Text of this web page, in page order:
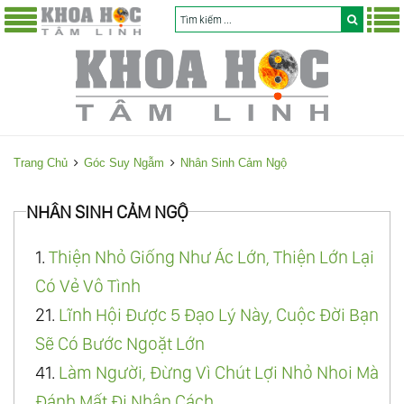
Trang Chủ Góc Suy Ngẫm Nhân Sinh Cảm Ngộ
NHÂN SINH CẢM NGỘ
1. Thiện Nhỏ Giống Như Ác Lớn, Thiện Lớn Lại
Có Vẻ Vô Tình
21. Lĩnh Hội Được 5 Đạo Lý Này, Cuộc Đời Bạn
Sẽ Có Bước Ngoặt Lớn
41. Làm Người, Đừng Vì Chút Lợi Nhỏ Nhoi Mà